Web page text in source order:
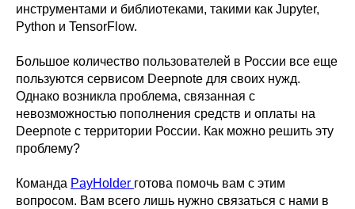
инструментами и библиотеками, такими как Jupyter,
Python и TensorFlow.
Большое количество пользователей в России все еще
пользуются сервисом Deepnote для своих нужд.
Однако возникла проблема, связанная с
невозможностью пополнения средств и оплаты на
Deepnote с территории России. Как можно решить эту
проблему?
Команда PayHolder готова помочь вам с этим
вопросом. Вам всего лишь нужно связаться с нами в